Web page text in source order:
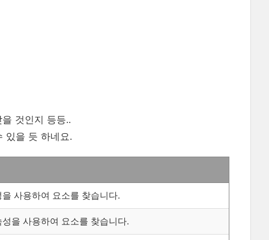
것인지 등등..
있을 듯 하네요.
사용하여 요소를 찾습니다.
을 사용하여 요소를 찾습니다.